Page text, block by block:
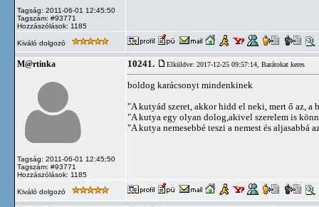
Tagság: 2011-06-01 12:45:50
Tagszám: #93771
Hozzászólások: 1185
Kiváló dolgozó
M@rtinka
Tagság: 2011-06-01 12:45:50
Tagszám: #93771
Hozzászólások: 1185
10241. Elküldve: 2017-12-25 09:57:14, Barátokat keres
boldog karácsonyt mindenkinek
"A kutyád szeret, akkor hidd el neki, mert ő az, a
"A kutya egy olyan dolog,akivel szerelem is
"A kutya nemesebbé teszi a nemest és aljasabbá
Kiváló dolgozó